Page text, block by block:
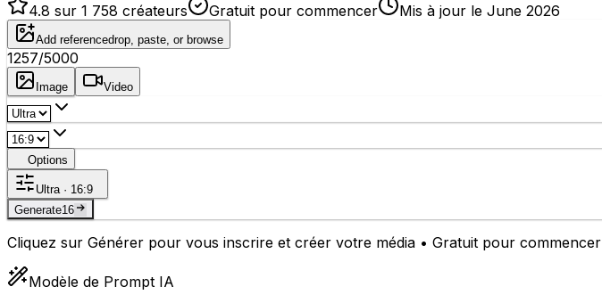
4.8 sur 1 758 créateurs Gratuit pour commencer Mis à jour le June 2026
Add referencedrop, paste, or browse
1257/5000
Image Video
Options
Ultra · 16:9
Generate16
Cliquez sur Générer pour vous inscrire et créer votre média • Gratuit pour commencer
Modèle de Prompt IA